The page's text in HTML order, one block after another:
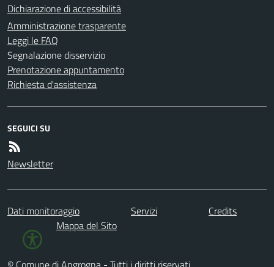
Dichiarazione di accessibilità
Amministrazione trasparente
Leggi le FAQ
Segnalazione disservizio
Prenotazione appuntamento
Richiesta d'assistenza
SEGUICI SU
Newsletter
Dati monitoraggio Servizi
Credits
Mappa del Sito